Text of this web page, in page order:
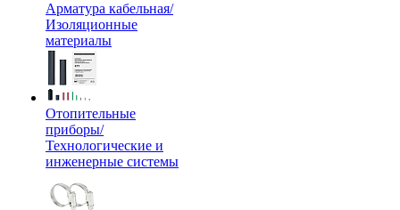
Арматура кабельная/
Изоляционные
материалы
Отопительные
приборы/
Технологические и
инженерные системы